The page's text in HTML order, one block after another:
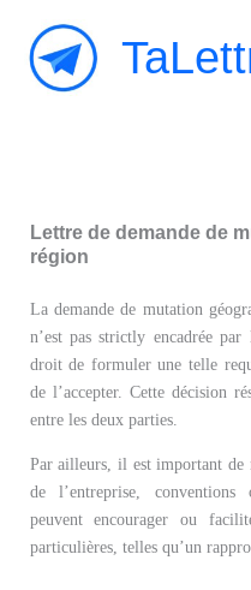
contenu
Lettre de demande de
région
La demande de mutation
n’est pas strictly encadrée
droit de formuler une telle
de l’accepter. Cette décision
entre les deux parties.
Par ailleurs, il est important de
de l’entreprise, conventions
peuvent encourager ou
particulières, telles qu’un